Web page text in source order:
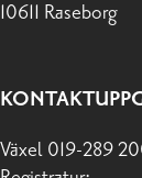
10611 Raseborg
Växel 019-289